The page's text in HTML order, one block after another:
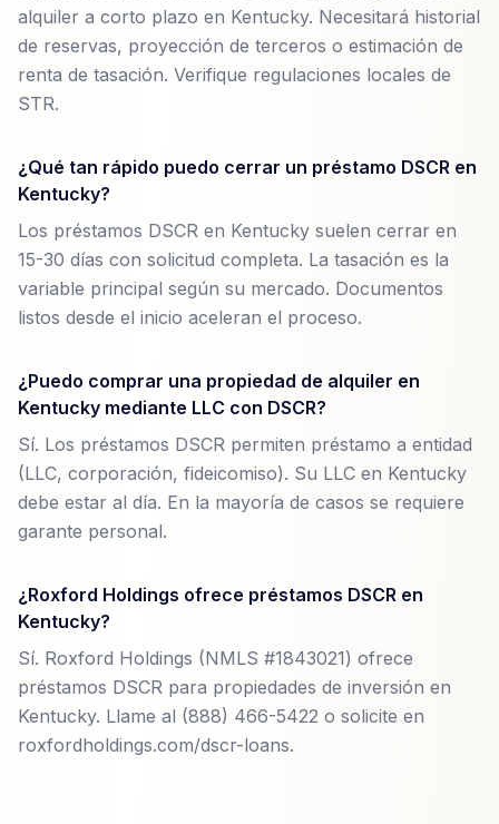
alquiler a corto plazo en Kentucky. Necesitará historial
de reservas, proyección de terceros o estimación de
renta de tasación. Verifique regulaciones locales de
STR.
¿Qué tan rápido puedo cerrar un préstamo DSCR en
Kentucky?
Los préstamos DSCR en Kentucky suelen cerrar en
15-30 días con solicitud completa. La tasación es la
variable principal según su mercado. Documentos
listos desde el inicio aceleran el proceso.
¿Puedo comprar una propiedad de alquiler en
Kentucky mediante LLC con DSCR?
Sí. Los préstamos DSCR permiten préstamo a entidad
(LLC, corporación, fideicomiso). Su LLC en Kentucky
debe estar al día. En la mayoría de casos se requiere
garante personal.
¿Roxford Holdings ofrece préstamos DSCR en
Kentucky?
Sí. Roxford Holdings (NMLS #1843021) ofrece
préstamos DSCR para propiedades de inversión en
Kentucky. Llame al (888) 466-5422 o solicite en
roxfordholdings.com/dscr-loans.